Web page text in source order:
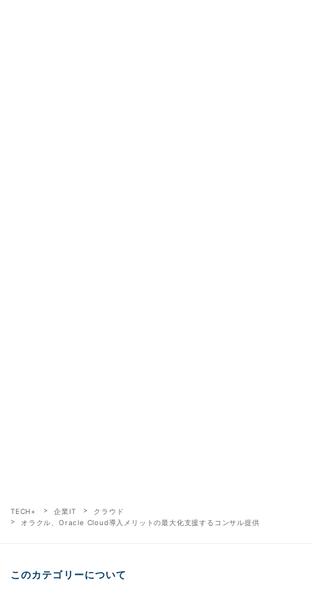
TECH+ 企業IT
クラウド
オラクル、Oracle Cloud導入メリットの最大化支援するコンサル提供
このカテゴリーについて